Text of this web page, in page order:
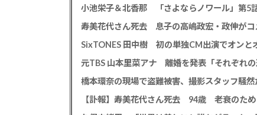
小池栄子＆北香那 「さよならノワール」第5
元TBS 山本里菜アナ 離婚を発表「それぞれ
橋本環奈の現場で盗難被害、撮影スタッフ騒然